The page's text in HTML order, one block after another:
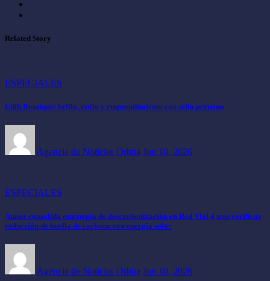
Related Story
ESPECIALES
Edib Boutique: brillo, estilo y emprendimiento con sello peruano
Agencia de Noticias Orbita Jun 10, 2026
ESPECIALES
Aunor consolida estrategia de descarbonización en Red Vial 4 tras verificar
reducción de huella de carbono con energía solar
Agencia de Noticias Orbita Jun 10, 2026